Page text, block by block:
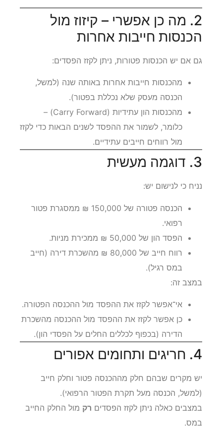
2. מה כן אפשרי – קיזוז מול
הכנסות חייבות אחרות
גם אם יש הכנסות פטורות, ניתן לקזז הפסדים:
מהכנסות חייבות אחרות באותה שנה (למשל,
הכנסה מעסק שלא נכללת בפטור).
מהכנסות הון עתידיות (Carry Forward) –
כלומר, לשמור את ההפסד לשנים הבאות כדי לקזז
מול רווחים חייבים עתידיים.
3. דוגמה מעשית
נניח כי לנישום יש:
הכנסה פטורה של 150,000 ₪ ממסגרת פטור
רפואי.
הפסד הון של 50,000 ₪ ממכירת מניות.
רווח חייב של 80,000 ₪ מהשכרת דירה (חייב
במס רגיל).
במצב זה:
אי־אפשר לקזז את ההפסד מול ההכנסה הפטורה.
כן אפשר לקזז את ההפסד מול ההכנסה מהשכרת
הדירה (בכפוף לכללים החלים על הפסדי הון).
4. חריגים ותחומים אפורים
יש מקרים שבהם חלק מההכנסה פטור וחלק חייב
(למשל, הכנסה מעל תקרת הפטור הרפואי).
במצבים כאלה ניתן לקזז הפסדים רק מול החלק החייב
במס.